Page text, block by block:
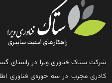
کادری مجرب در سه حوزه‌ی فناوری